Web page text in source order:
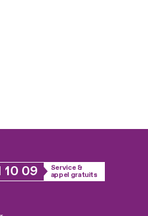
10 09
Service &
appel gratuits